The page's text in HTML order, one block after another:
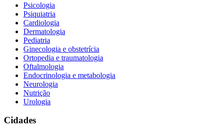
Psicologia
Psiquiatria
Cardiologia
Dermatologia
Pediatria
Ginecologia e obstetrícia
Ortopedia e traumatologia
Oftalmologia
Endocrinologia e metabologia
Neurologia
Nutrição
Urologia
Cidades